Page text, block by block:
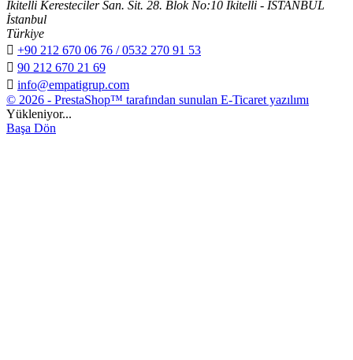
İkitelli Keresteciler San. Sit. 28. Blok No:10 İkitelli - İSTANBUL
İstanbul
Türkiye
 +90 212 670 06 76 / 0532 270 91 53
 90 212 670 21 69
 info@empatigrup.com
© 2026 - PrestaShop™ tarafından sunulan E-Ticaret yazılımı
Yükleniyor...
Başa Dön